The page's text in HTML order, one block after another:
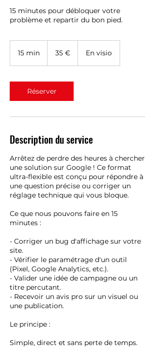
15 minutes pour débloquer votre
problème et repartir du bon pied.
15 min
i
n
35 € En visio
Réserver
Description du service
Arrêtez de perdre des heures à chercher
une solution sur Google ! Ce format
ultra-flexible est conçu pour répondre à
une question précise ou corriger un
réglage technique qui vous bloque.
Ce que nous pouvons faire en 15
minutes :
- Corriger un bug d'affichage sur votre
site.
- Vérifier le paramétrage d'un outil
(Pixel, Google Analytics, etc.).
- Valider une idée de campagne ou un
titre percutant.
- Recevoir un avis pro sur un visuel ou
une publication.
Le principe :
Simple, direct et sans perte de temps.